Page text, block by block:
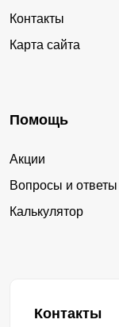
Контакты
Карта сайта
Помощь
Акции
Вопросы и ответы
Калькулятор
Контакты